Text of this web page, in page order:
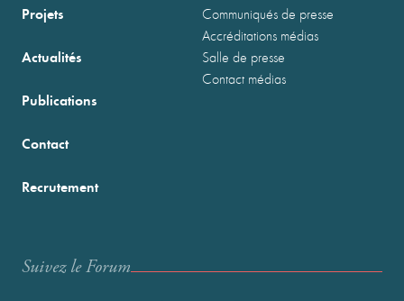
Projets
Actualités
Publications
Communiqués de presse
Accréditations médias
Salle de presse
Contact médias
Contact
Recrutement
Suivez le Forum